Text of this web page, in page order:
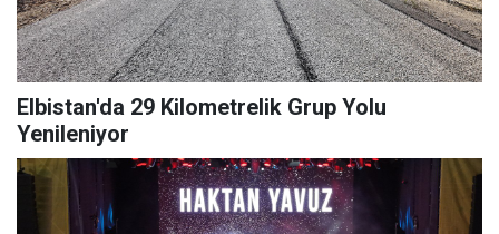
Elbistan'da 29 Kilometrelik Grup Yolu
Yenileniyor